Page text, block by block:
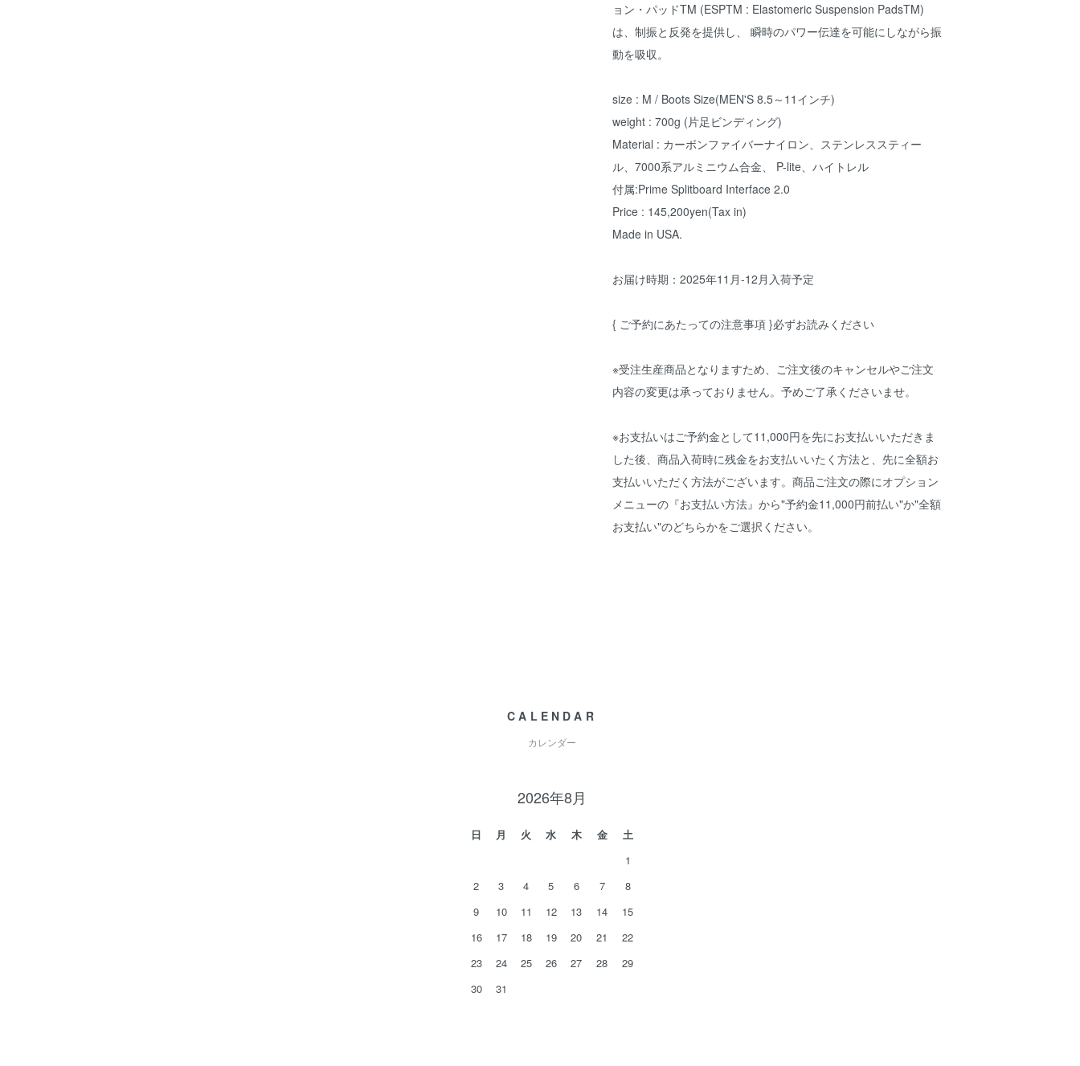
ョン・パッドTM (ESPTM : Elastomeric Suspension PadsTM)
は、制振と反発を提供し、 瞬時のパワー伝達を可能にしながら振
動を吸収。
size : M / Boots Size(MEN'S 8.5～11インチ)
weight : 700g (片足ビンディング)
Material : カーボンファイバーナイロン、ステンレススティー
ル、7000系アルミニウム合金、 P-lite、ハイトレル
付属:Prime Splitboard Interface 2.0
Price : 145,200yen(Tax in)
Made in USA.
お届け時期：2025年11月-12月入荷予定
{ ご予約にあたっての注意事項 }必ずお読みください
※受注生産商品となりますため、ご注文後のキャンセルやご注文
内容の変更は承っておりません。予めご了承くださいませ。
※お支払いはご予約金として11,000円を先にお支払いいただきま
した後、商品入荷時に残金をお支払いいたく方法と、先に全額お
支払いいただく方法がございます。商品ご注文の際にオプション
メニューの『お支払い方法』から"予約金11,000円前払い"か"全額
お支払い"のどちらかをご選択ください。
CALENDAR
カレンダー
2026年8月
日 月 火 水 木 金
土
1
2
3 4 5 6 7
8
9
10 11 12 13 14
15
16
17 18 19 20 21
22
23
24 25 26 27 28
29
30
31